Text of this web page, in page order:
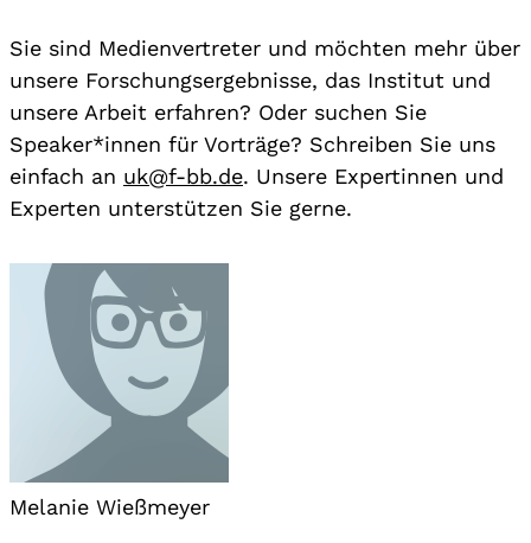
Sie sind Medienvertreter und möchten mehr über
unsere Forschungsergebnisse, das Institut und
unsere Arbeit erfahren? Oder suchen Sie
Speaker*innen für Vorträge? Schreiben Sie uns
einfach an uk@f-bb.de. Unsere Expertinnen und
Experten unterstützen Sie gerne.
Melanie Wießmeyer